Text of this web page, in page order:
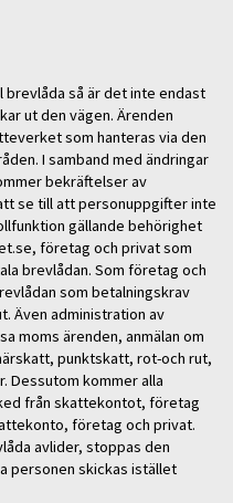
så är det inte endast
ut den vägen. Ärenden
som hanteras via den
I samband med ändringar
bekräftelser av
se till att personuppgifter inte
gällande behörighet
företag och privat som
brevlådan. Som företag och
som betalningskrav
Även administration av
moms ärenden, anmälan om
punktskatt, rot-och rut,
Dessutom kommer alla
från skattekontot, företag
företag och privat.
avlider, stoppas den
personen skickas istället